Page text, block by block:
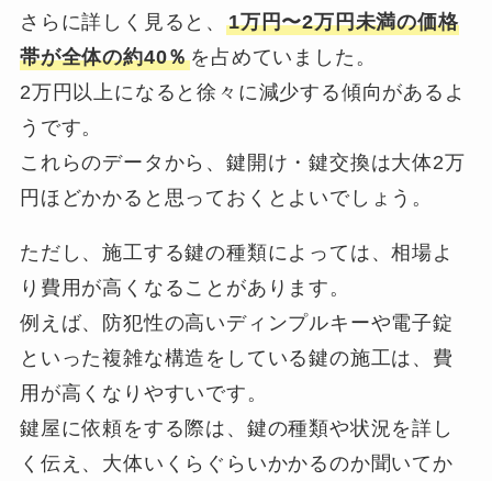
さらに詳しく見ると、 1万円〜2万円未満の価格
帯が全体の約40％を占めていました。
2万円以上になると徐々に減少する傾向があるよ
うです。
これらのデータから、鍵開け・鍵交換は大体2万
円ほどかかると思っておくとよいでしょう。
ただし、施工する鍵の種類によっては、相場よ
り費用が高くなることがあります。
例えば、防犯性の高いディンプルキーや電子錠
といった複雑な構造をしている鍵の施工は、費
用が高くなりやすいです。
鍵屋に依頼をする際は、鍵の種類や状況を詳し
く伝え、大体いくらぐらいかかるのか聞いてか